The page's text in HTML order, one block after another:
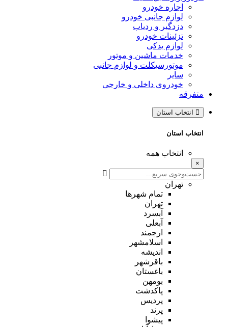
اجاره خودرو
لوازم جانبی خودرو
دزدگیر و ردیاب
تزئینات خودرو
لوازم یدکی
خدمات ماشین و موتور
موتورسیکلت و لوازم جانبی
سایر
خودروی داخلی و خارجی
متفرقه
انتخاب استان
انتخاب همه
×
تهران
تمام شهر‌ها
تهران
آبسرد
آبعلی
ارجمند
اسلامشهر
اندیشه
باقرشهر
باغستان
بومهن
پاکدشت
پردیس
پرند
پیشوا